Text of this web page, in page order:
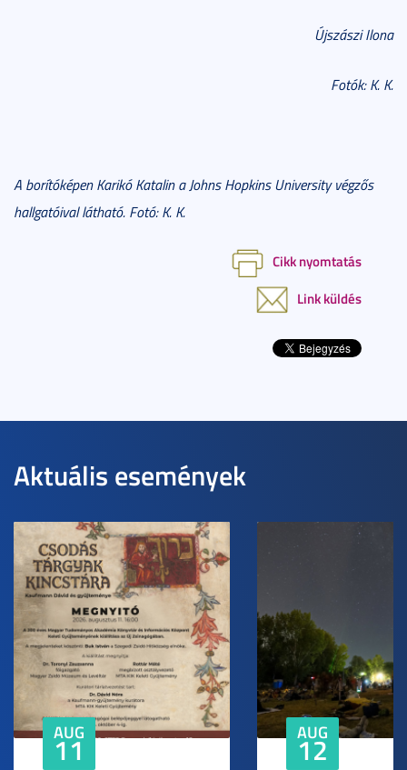
Újszászi Ilona
Fotók: K. K.
A borítóképen Karikó Katalin a Johns Hopkins University végzős
hallgatóival látható. Fotó: K. K.
Cikk nyomtatás
Link küldés
Aktuális események
AUG
11 AUG
12